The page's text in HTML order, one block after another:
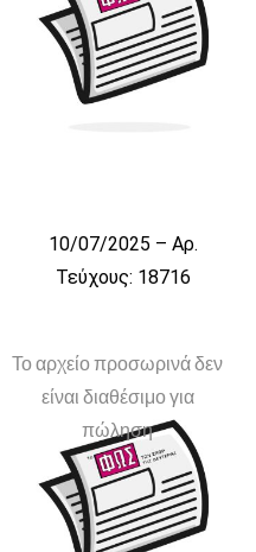
10/07/2025 – Αρ.
Τεύχους: 18716
Το αρχείο προσωρινά δεν
είναι διαθέσιμο για
πώληση